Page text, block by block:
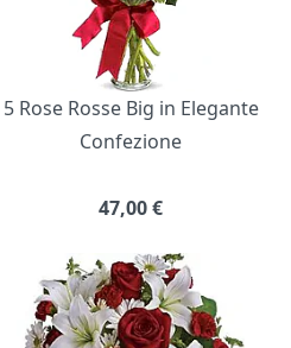
5 Rose Rosse Big in Elegante
Confezione
47,00€